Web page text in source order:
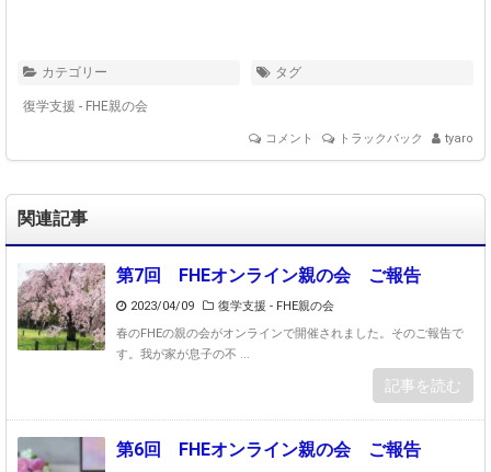
カテゴリー
復学支援 - FHE親の会
タグ
コメント トラックバック tyaro
関連記事
第7回 FHEオンライン親の会 ご報告
2023/04/09
復学支援 - FHE親の会
春のFHEの親の会がオンラインで開催されました。そのご報告で
す。我が家が息子の不 ...
記事を読む
第6回 FHEオンライン親の会 ご報告